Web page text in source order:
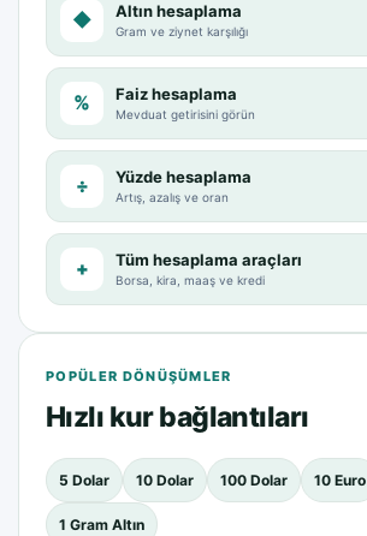
◆ Altın hesaplama
Gram ve ziynet karşılığı
% Faiz hesaplama
Mevduat getirisini görün
÷ Yüzde hesaplama
Artış, azalış ve oran
+ Tüm hesaplama araçları
Borsa, kira, maaş ve kredi
POPÜLER DÖNÜŞÜMLER
Hızlı kur bağlantıları
5 Dolar 10 Dolar 100 Dolar 10 Euro
1 Gram Altın